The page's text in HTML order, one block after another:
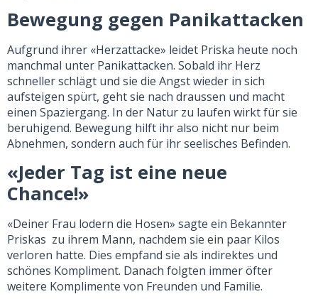
Bewegung gegen Panikattacken
Aufgrund ihrer «Herzattacke» leidet Priska heute noch
manchmal unter Panikattacken. Sobald ihr Herz
schneller schlägt und sie die Angst wieder in sich
aufsteigen spürt, geht sie nach draussen und macht
einen Spaziergang. In der Natur zu laufen wirkt für sie
beruhigend. Bewegung hilft ihr also nicht nur beim
Abnehmen, sondern auch für ihr seelisches Befinden.
«Jeder Tag ist eine neue
Chance!»
«Deiner Frau lodern die Hosen» sagte ein Bekannter
Priskas zu ihrem Mann, nachdem sie ein paar Kilos
verloren hatte. Dies empfand sie als indirektes und
schönes Kompliment. Danach folgten immer öfter
weitere Komplimente von Freunden und Familie.